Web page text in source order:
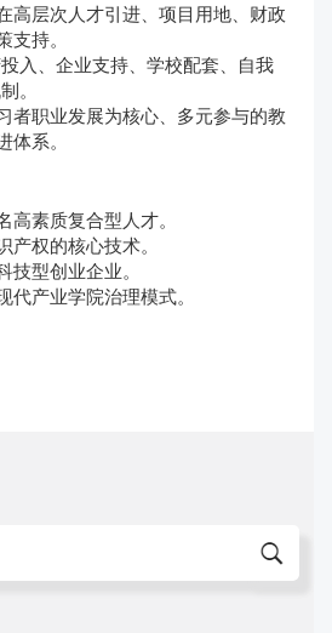
高层次人才引进、项目用地、财政
持。
入、企业支持、学校配套、自我
。
者职业发展为核心、多元参与的教
系。
素质复合型人才。
产权的核心技术。
技型创业企业。
产业学院治理模式。